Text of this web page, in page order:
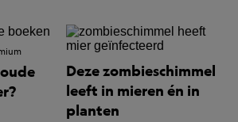
Deze zombieschimmel
leeft in mieren én in
planten